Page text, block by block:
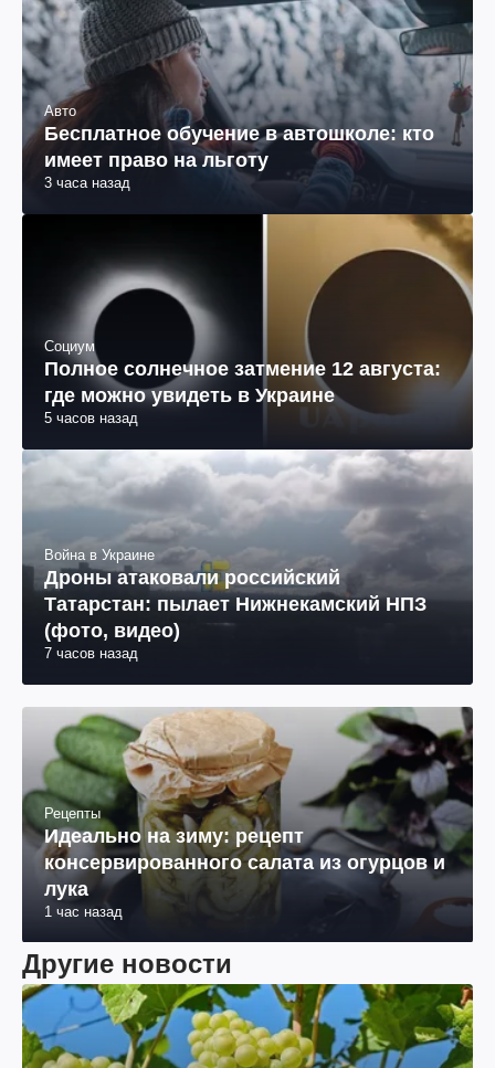
Авто
Бесплатное обучение в автошколе: кто
имеет право на льготу
3 часа назад
Социум
Полное солнечное затмение 12 августа:
где можно увидеть в Украине
5 часов назад
Война в Украине
Дроны атаковали российский
Татарстан: пылает Нижнекамский НПЗ
(фото, видео)
7 часов назад
Рецепты
Идеально на зиму: рецепт
консервированного салата из огурцов и
лука
1 час назад
Другие новости